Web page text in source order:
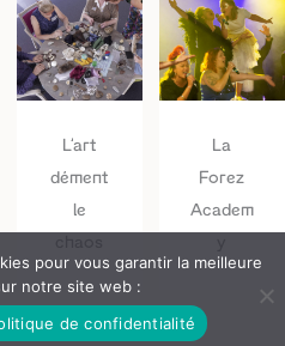
L’art
dément
le
La
Forez
Academ
pour vous garantir la meilleure
notre site web :
de confidentialité